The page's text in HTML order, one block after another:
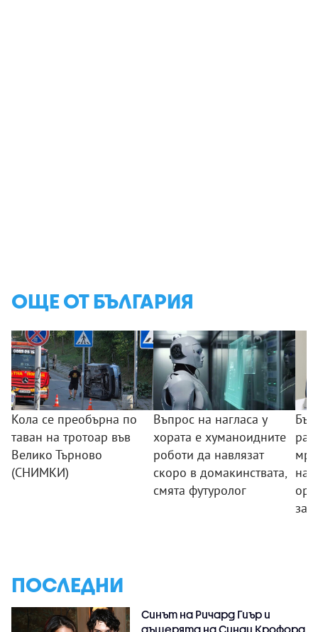
ОЩЕ ОТ БЪЛГАРИЯ
Кола се преобърна по
таван на тротоар във
Велико Търново
(СНИМКИ)
Въпрос на нагласа у
хората е хуманоидните
роботи да навлязат
скоро в домакинствата,
смята футуролог
ПОСЛЕДНИ
Синът на Ричард Гиър и
дъщерята на Синди Крофорд